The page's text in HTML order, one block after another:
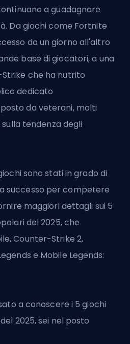
a guadagnare
Da giochi come Fortnite
da un giorno all'altro
base di giocatori, a una
che ha nutrito
dedicato
da veterani, molti
tendenza degli
sono stati in grado di
successo per competere
maggiori dettagli sui 5
del 2025, che
Counter-Strike 2,
e Mobile Legends:
a conoscere i 5 giochi
2025, sei nel posto